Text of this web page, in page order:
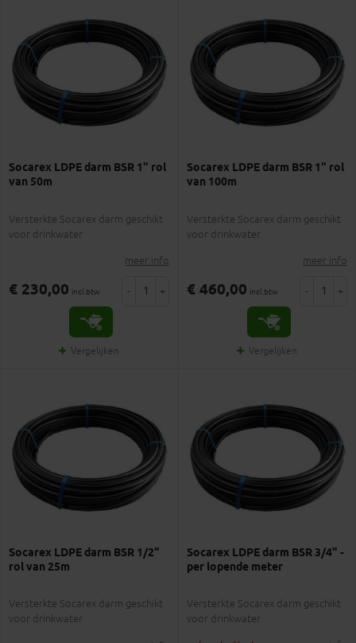
Socarex LDPE darm BSR 1" rol
van 50m
Versterkte Socarex darm geschikt
voor drinkwater
meer info
€ 230,00 incl.btw - +
Vergelijken
Socarex LDPE darm BSR 1" rol
van 100m
Versterkte Socarex darm geschikt
voor drinkwater
meer info
€ 460,00 incl.btw - +
Vergelijken
Socarex LDPE darm BSR 1/2"
rol van 25m
Versterkte Socarex darm geschikt
voor drinkwater
Socarex LDPE darm BSR 3/4" -
per lopende meter
Versterkte Socarex darm geschikt
voor drinkwater